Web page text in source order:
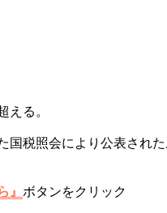
える。
税照会により公表され
』 ボタンをクリック